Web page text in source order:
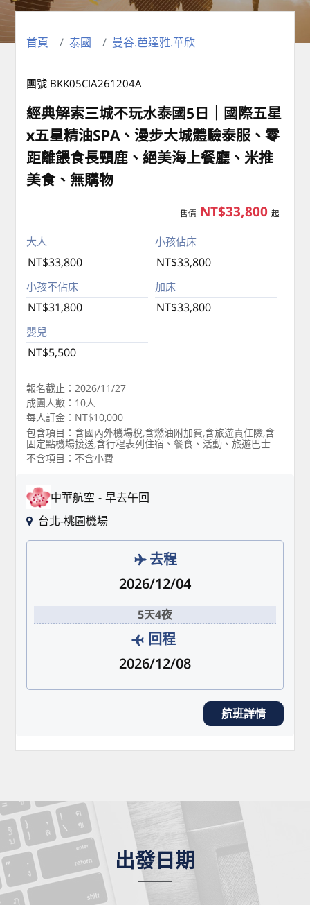
首頁 泰國 曼谷.芭達雅.華欣
團號 BKK05CIA261204A
經典解索三城不玩水泰國5日｜國際五星
x五星精油SPA、漫步大城體驗泰服、零
距離餵食長頸鹿、絕美海上餐廳、米推
美食、無購物
售價 NT$33,800 起
大人
NT$33,800
小孩佔床
NT$33,800
小孩不佔床
NT$31,800
加床
NT$33,800
嬰兒
NT$5,500
報名截止：2026/11/27
成團人數：10人
每人訂金：NT$10,000
包含項目：含國內外機場稅,含燃油附加費,含旅遊責任險,含
固定點機場接送,含行程表列住宿、餐食、活動、旅遊巴士
不含項目：不含小費
中華航空
早去午回
台北-桃園機場
去程
2026/12/04
5天4夜
回程
2026/12/08
航班詳情
出發日期